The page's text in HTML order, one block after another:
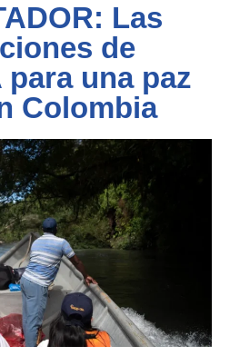
Las
de
para una paz
Colombia